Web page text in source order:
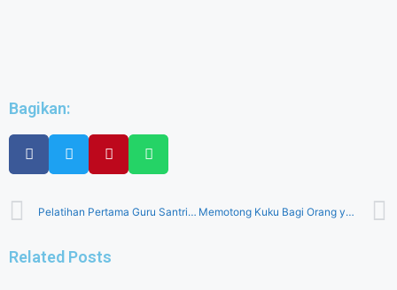
Bagikan:
Pelatihan Pertama Guru Santri Privat Memotong Kuku Bagi Orang yang akan melaksanakan Qurban
Related Posts